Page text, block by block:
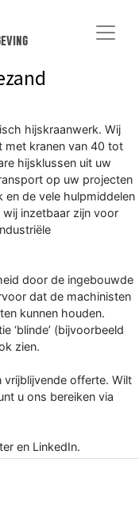
hijskraanwerk. Wij
met kranen van 40 tot
hijsklussen uit uw
op uw projecten
en de vele hulpmiddelen
inzetbaar zijn voor
door de ingebouwde
dat de machinisten
kunnen houden.
‘blinde’ (bijvoorbeeld
zien.
vrijblijvende offerte. Wilt
u ons bereiken via
en LinkedIn.